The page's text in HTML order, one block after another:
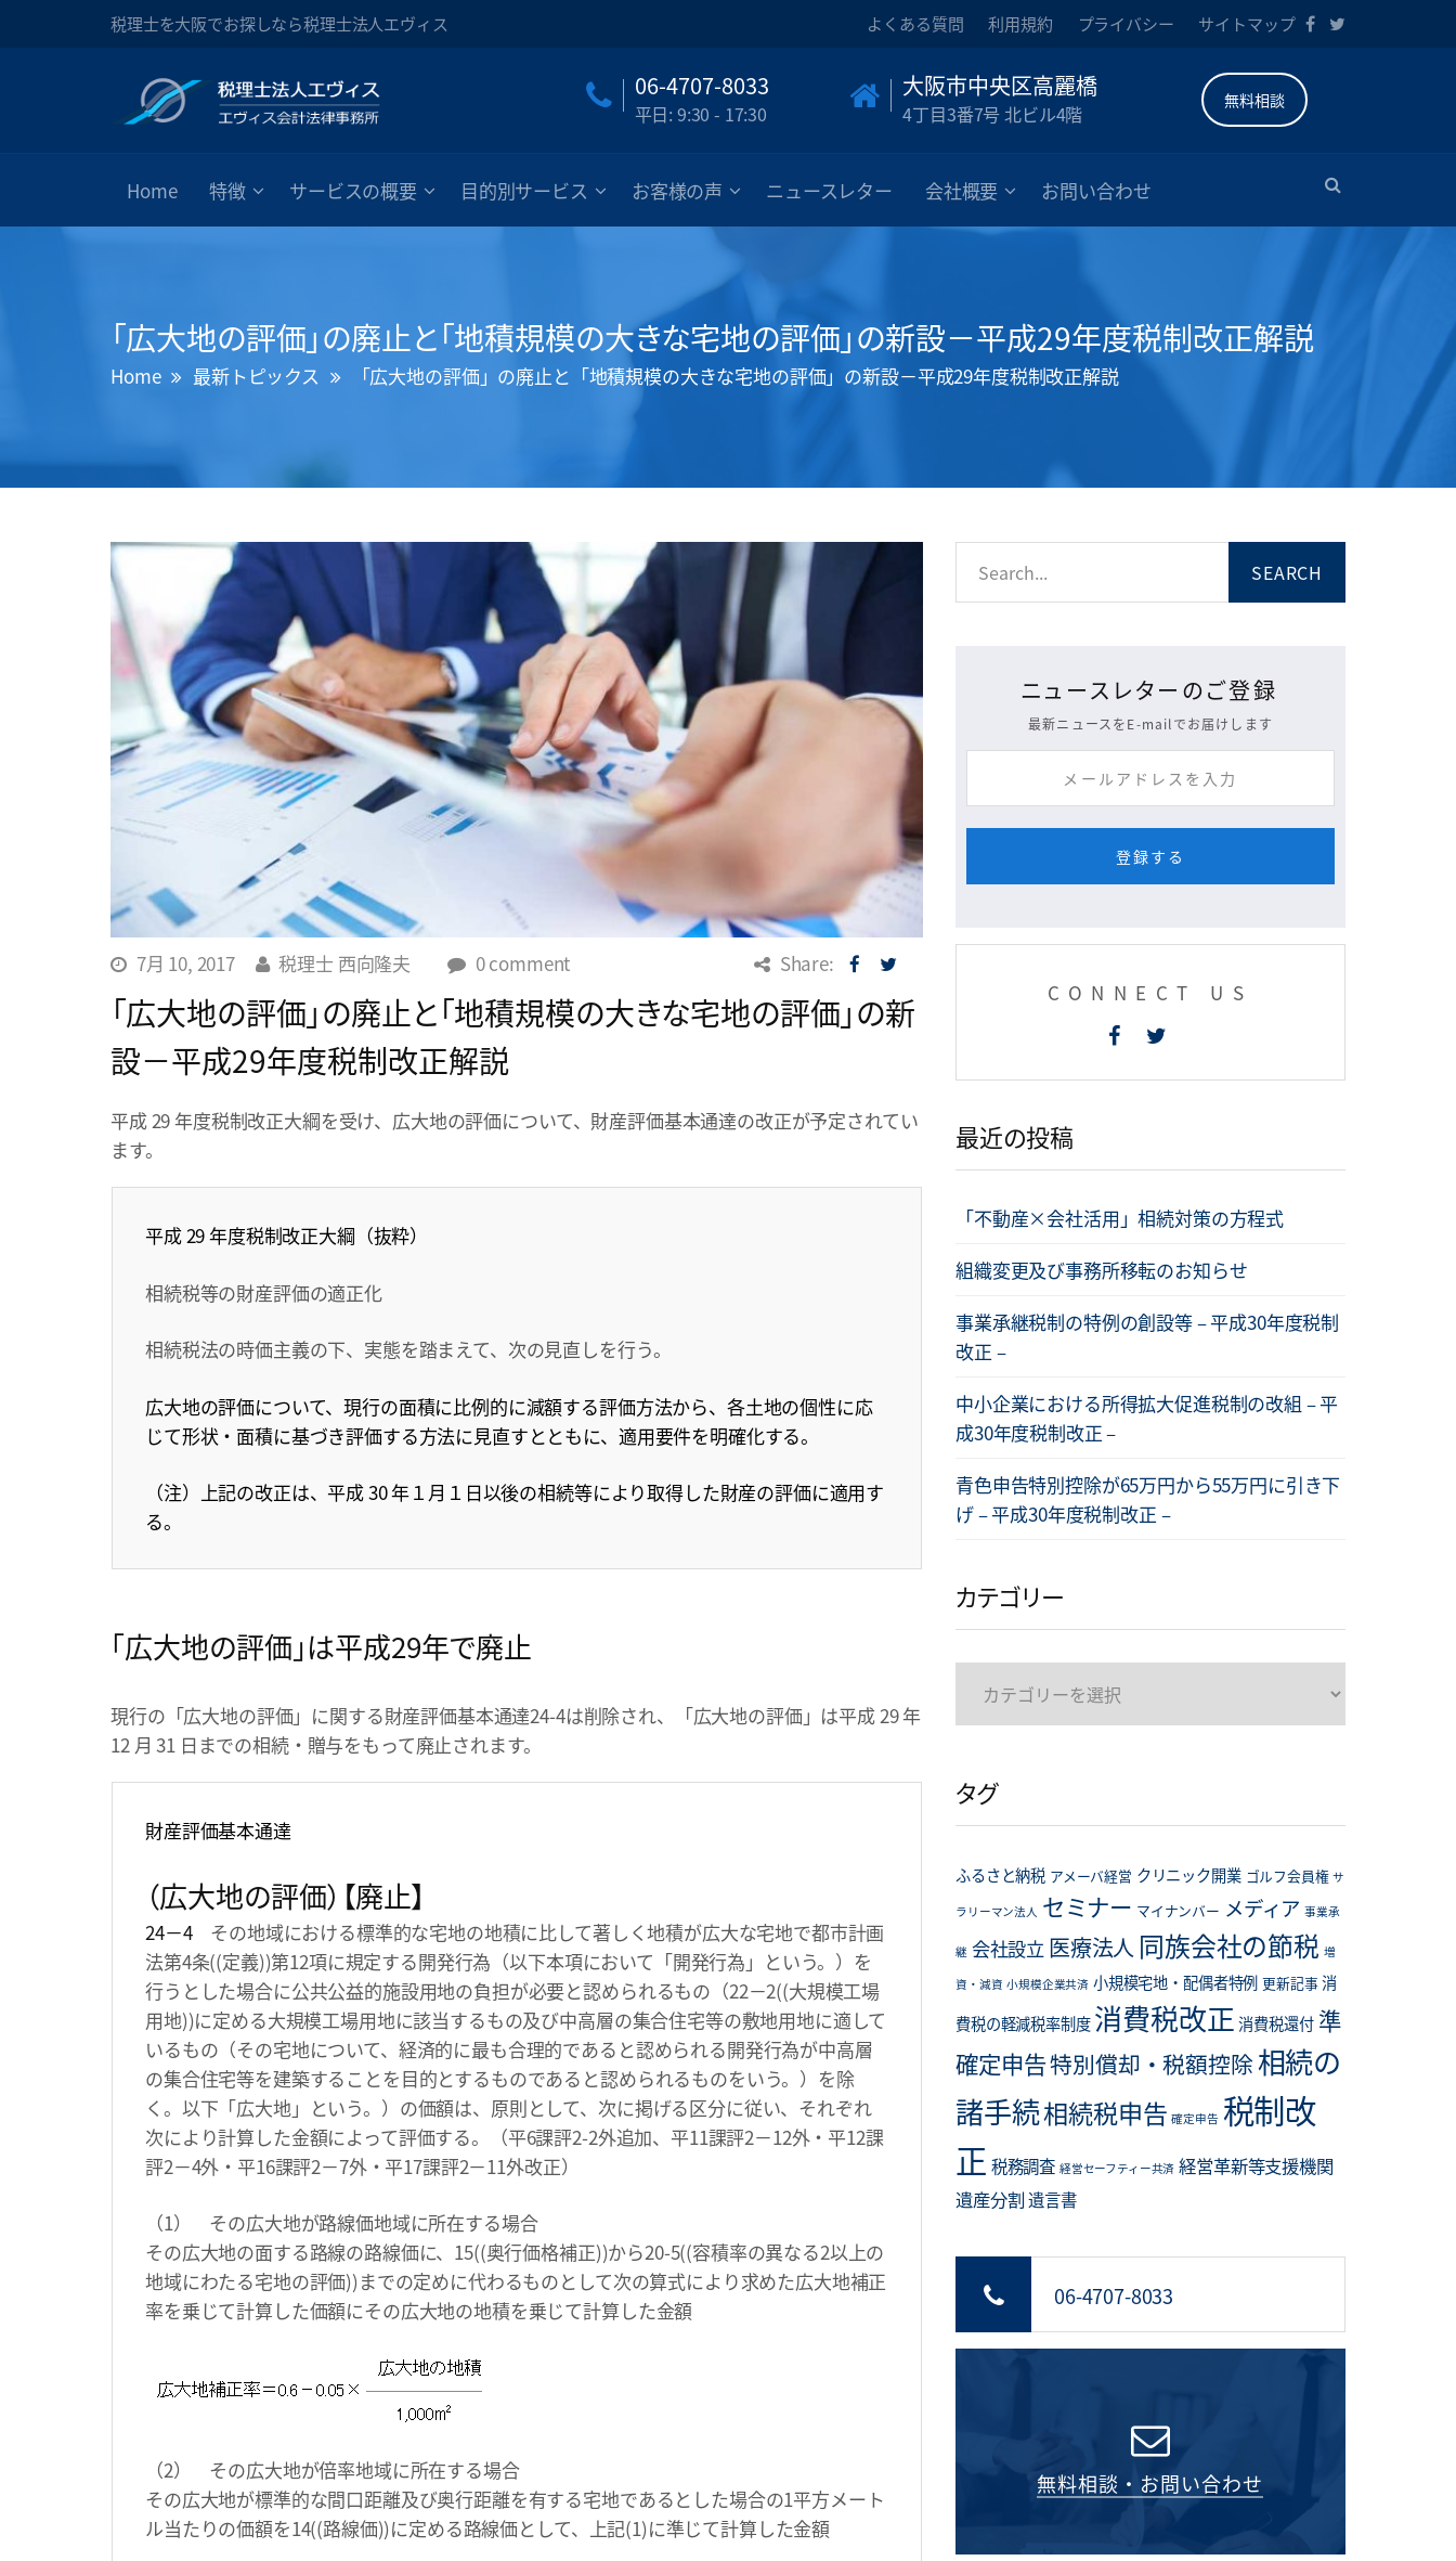
税理士を大阪でお探しなら税理士法人エヴィス よくある質問 利用規約 プライバシー サイトマップ
06-4707-8033
平日: 9:30 - 17:30
大阪市中央区高麗橋
4丁目3番7号 北ビル4階
無料相談
Home 特徴 サービスの概要 目的別サービス お客様の声 ニュースレター 会社概要 お問い合わせ
「広大地の評価」の廃止と「地積規模の大きな宅地の評価」の新設－平成29年度税制改正解説
Home 最新トピックス 「広大地の評価」の廃止と「地積規模の大きな宅地の評価」の新設－平成29年度税制改正解説
7月 10, 2017 税理士 西向隆夫 0 comment Share:
「広大地の評価」の廃止と「地積規模の大きな宅地の評価」の新
設－平成29年度税制改正解説
平成 29 年度税制改正大綱を受け、広大地の評価について、財産評価基本通達の改正が予定されてい
ます。
平成 29 年度税制改正大綱（抜粋）
相続税等の財産評価の適正化
相続税法の時価主義の下、実態を踏まえて、次の見直しを行う。
広大地の評価について、現行の面積に比例的に減額する評価方法から、各土地の個性に応
じて形状・面積に基づき評価する方法に見直すとともに、適用要件を明確化する。
（注）上記の改正は、平成 30 年１月１日以後の相続等により取得した財産の評価に適用す
る。
「広大地の評価」は平成29年で廃止
現行の「広大地の評価」に関する財産評価基本通達24-4は削除され、「広大地の評価」は平成 29 年
12 月 31 日までの相続・贈与をもって廃止されます。
財産評価基本通達
（広大地の評価）【廃止】
24－4その地域における標準的な宅地の地積に比して著しく地積が広大な宅地で都市計画
法第4条((定義))第12項に規定する開発行為（以下本項において「開発行為」という。）を
行うとした場合に公共公益的施設用地の負担が必要と認められるもの（22－2((大規模工場
用地))に定める大規模工場用地に該当するもの及び中高層の集合住宅等の敷地用地に適して
いるもの（その宅地について、経済的に最も合理的であると認められる開発行為が中高層
の集合住宅等を建築することを目的とするものであると認められるものをいう。）を除
く。以下「広大地」という。）の価額は、原則として、次に掲げる区分に従い、それぞれ
次により計算した金額によって評価する。（平6課評2-2外追加、平11課評2－12外・平12課
評2－4外・平16課評2－7外・平17課評2－11外改正）
（1） その広大地が路線価地域に所在する場合
その広大地の面する路線の路線価に、15((奥行価格補正))から20-5((容積率の異なる2以上の
地域にわたる宅地の評価))までの定めに代わるものとして次の算式により求めた広大地補正
率を乗じて計算した価額にその広大地の地積を乗じて計算した金額
（2） その広大地が倍率地域に所在する場合
その広大地が標準的な間口距離及び奥行距離を有する宅地であるとした場合の1平方メート
ル当たりの価額を14((路線価))に定める路線価として、上記(1)に準じて計算した金額
ニュースレターのご登録
最新ニュースをE-mailでお届けします
CONNECT US
最近の投稿
「不動産×会社活用」相続対策の方程式
組織変更及び事務所移転のお知らせ
事業承継税制の特例の創設等 – 平成30年度税制
改正 –
中小企業における所得拡大促進税制の改組 – 平
成30年度税制改正 –
青色申告特別控除が65万円から55万円に引き下
げ – 平成30年度税制改正 –
カテゴリー
ー
タグ
ふるさと納税 アメーバ経営 クリニック開業 ゴルフ会員権 サ
ラリーマン法人 セミナー マイナンバー メディア 事業承
継 会社設立 医療法人 同族会社の節税 増
資・減資 小規模企業共済 小規模宅地・配偶者特例 更新記事 消
費税の軽減税率制度 消費税改正 消費税還付 準
確定申告特別償却・税額控除相続の
諸手続相続税申告 確定申告 税制改
正 税務調査 経営セーフティー共済 経営革新等支援機関
遺産分割遺言書
06-4707-8033
無料相談・お問い合わせ